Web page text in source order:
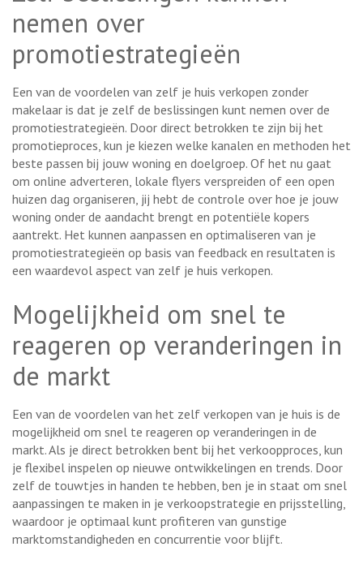
nemen over
promotiestrategieën
Een van de voordelen van zelf je huis verkopen zonder
makelaar is dat je zelf de beslissingen kunt nemen over de
promotiestrategieën. Door direct betrokken te zijn bij het
promotieproces, kun je kiezen welke kanalen en methoden het
beste passen bij jouw woning en doelgroep. Of het nu gaat
om online adverteren, lokale flyers verspreiden of een open
huizen dag organiseren, jij hebt de controle over hoe je jouw
woning onder de aandacht brengt en potentiële kopers
aantrekt. Het kunnen aanpassen en optimaliseren van je
promotiestrategieën op basis van feedback en resultaten is
een waardevol aspect van zelf je huis verkopen.
Mogelijkheid om snel te
reageren op veranderingen in
de markt
Een van de voordelen van het zelf verkopen van je huis is de
mogelijkheid om snel te reageren op veranderingen in de
markt. Als je direct betrokken bent bij het verkoopproces, kun
je flexibel inspelen op nieuwe ontwikkelingen en trends. Door
zelf de touwtjes in handen te hebben, ben je in staat om snel
aanpassingen te maken in je verkoopstrategie en prijsstelling,
waardoor je optimaal kunt profiteren van gunstige
marktomstandigheden en concurrentie voor blijft.